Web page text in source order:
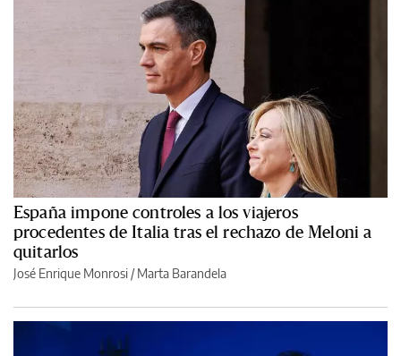
España impone controles a los viajeros
procedentes de Italia tras el rechazo de Meloni a
quitarlos
José Enrique Monrosi / Marta Barandela